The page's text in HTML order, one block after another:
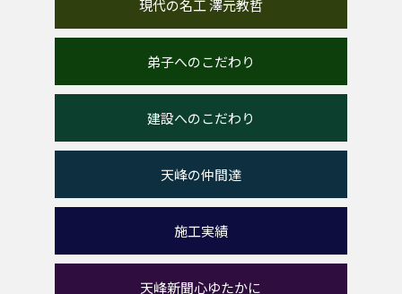
現代の名工 澤元教哲
弟子へのこだわり
建設へのこだわり
天峰の仲間達
施工実績
天峰新聞心ゆたかに